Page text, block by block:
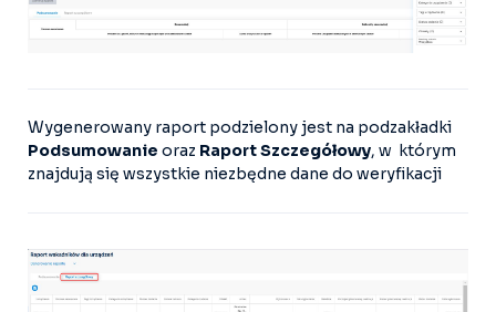
Wygenerowany raport podzielony jest na podzakładki
Podsumowanie oraz Raport Szczegółowy, w którym
znajdują się wszystkie niezbędne dane do weryfikacji